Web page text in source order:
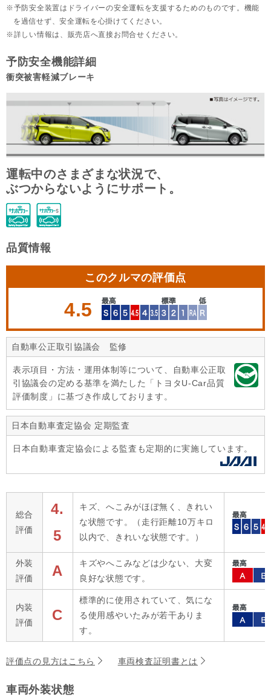
予防安全装置はドライバーの安全運転を支援するためのものです。機能
を過信せず、安全運転を心掛けてください。
詳しい情報は、販売店へ直接お問合せください。
予防安全機能詳細
衝突被害軽減ブレーキ
運転中のさまざまな状況で、
ぶつからないようにサポート。
品質情報
このクルマの評価点
4.5
自動車公正取引協議会 監修
表示項目・方法・運用体制等について、自動車公正取
引協議会の定める基準を満たした「トヨタU-Car品質
評価制度」に基づき作成しております。
日本自動車査定協会 定期監査
日本自動車査定協会による監査も定期的に実施しています。
総合
評価
4.
5
キズ、へこみがほぼ無く、きれい
な状態です。（走行距離10万キロ
以内で、きれいな状態です。）
外装
評価
A
キズやへこみなどは少ない、大変
良好な状態です。
内装
評価
C
標準的に使用されていて、気にな
る使用感やいたみが若干ありま
す。
評価点の見方はこちら 車両検査証明書とは
車両外装状態